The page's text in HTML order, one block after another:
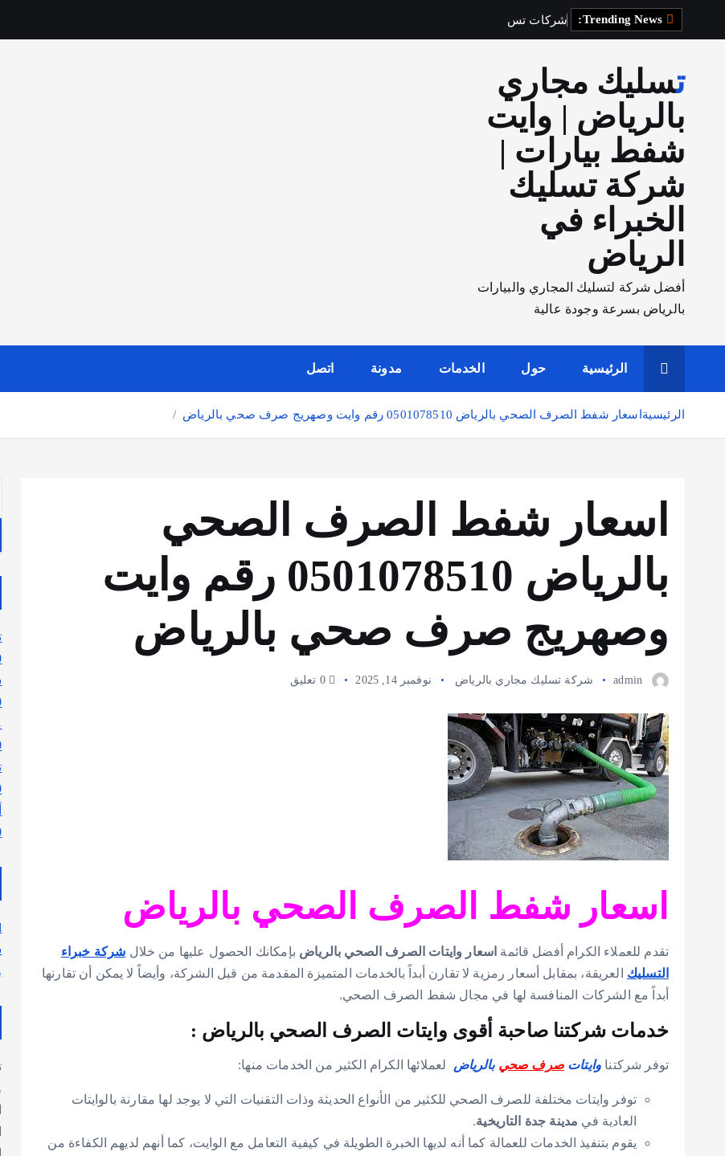
شركات تس ل
تسليك مجاري
بالرياض | وايت
شفط بيارات |
شركة تسليك
الخبراء في
الرياض
أفضل شركة لتسليك المجاري والبيارات
بالرياض بسرعة وجودة عالية
الرئيسية حول الخدمات مدونة اتصل
الرئيسية اسعار شفط الصرف الصحي بالرياض 0501078510 رقم وايت وصهريج صرف صحي بالرياض
اسعار شفط الصرف الصحي
بالرياض 0501078510 رقم وايت
وصهريج صرف صحي بالرياض
admin شركة تسليك مجاري بالرياض نوفمبر 14, 2025 0 تعليق
اسعار شفط الصرف الصحي بالرياض
تقدم للعملاء الكرام أفضل قائمة اسعار وايتات الصرف الصحي بالرياض بإمكانك الحصول عليها من خلال شركة خبراء
التسليك العريقة، بمقابل أسعار رمزية لا تقارن أبداً بالخدمات المتميزة المقدمة من قبل الشركة، وأيضاً لا يمكن أن تقارنها
أبداً مع الشركات المنافسة لها في مجال شفط الصرف الصحي.
خدمات شركتنا صاحبة أقوى وايتات الصرف الصحي بالرياض :
توفر شركتنا وايتاتصرف صحي بالرياض لعملائها الكرام الكثير من الخدمات منها:
توفر وايتات مختلفة للصرف الصحي للكثير من الأنواع الحديثة وذات التقنيات التي لا يوجد لها مقارنة بالوايتات
العادية في مدينة جدة التاريخية.
يقوم بتنفيذ الخدمات للعمالة كما أنه لديها الخبرة الطويلة في كيفية التعامل مع الوايت، كما أنهم لديهم الكفاءة من
: